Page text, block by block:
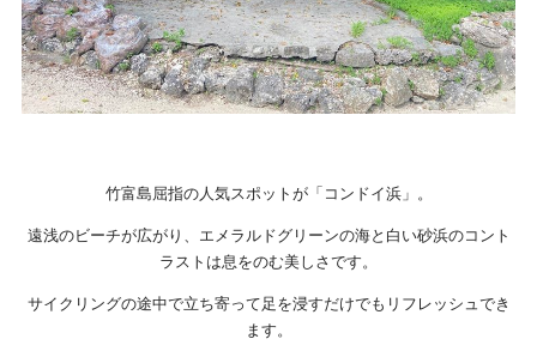
竹富島屈指の人気スポットが「コンドイ浜」。
遠浅のビーチが広がり、エメラルドグリーンの海と白い砂浜のコント
ラストは息をのむ美しさです。
サイクリングの途中で立ち寄って足を浸すだけでもリフレッシュでき
ます。